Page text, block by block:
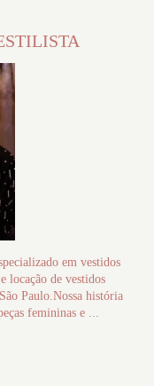
em vestidos
locação de vestidos
Paulo.Nossa história
femininas e ...